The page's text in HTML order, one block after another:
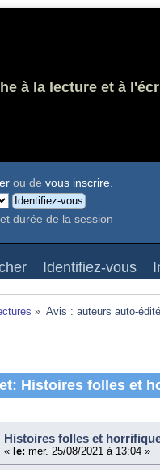
à la lecture et à
ou devous inscrire.
durée de la session
Identifiez-vous
» Avis : auteurs auto-
Histoires folles et
Histoires folles et
« le: mer. 25/08/2021 à 13:04 »